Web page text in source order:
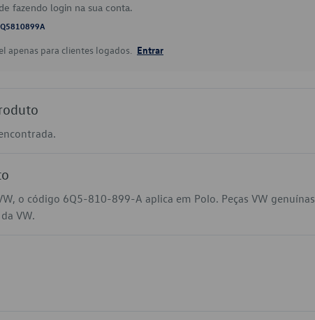
fazendo login na sua conta.
apenas para clientes logados. Entrar
o código 6Q5-810-899-A aplica em Polo. Peças VW genuínas
VW.